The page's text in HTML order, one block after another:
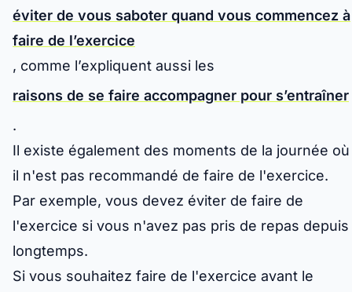
éviter de vous saboter quand vous commencez à
faire de l’exercice
, comme l’expliquent aussi les
raisons de se faire accompagner pour s’entraîner
.
Il existe également des moments de la journée où
il n'est pas recommandé de faire de l'exercice.
Par exemple, vous devez éviter de faire de
l'exercice si vous n'avez pas pris de repas depuis
longtemps.
Si vous souhaitez faire de l'exercice avant le